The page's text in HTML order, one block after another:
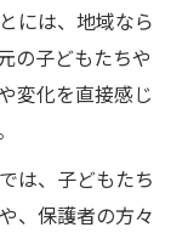
には、地域なら
の子どもたちや
変化を直接感じ
は、子どもたち
、保護者の方々